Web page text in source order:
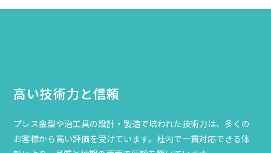
高い技術力と信頼
プレス金型や治工具の設計・製造で培われた技術力は、多くの
お客様から高い評価を受けています。社内で一貫対応できる体